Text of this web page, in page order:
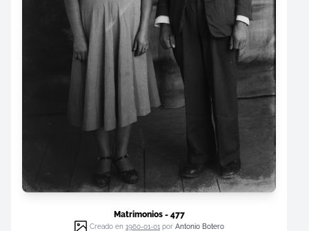
Matrimonios - 477
Creado en 1960-01-01 por Antonio Botero